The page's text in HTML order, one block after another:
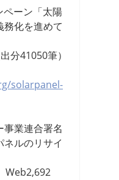
ペーン「太陽
化を進めて
分41050筆）
solarpanel-
業連合署名
ルのリサイ
Web2,692